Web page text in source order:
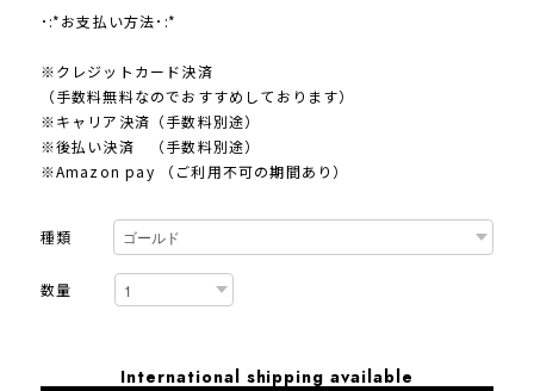
･:*お支払い方法･:*
※クレジットカード決済
（手数料無料なのでおすすめしております）
※キャリア決済（手数料別途）
※後払い決済 （手数料別途）
※Amazon pay （ご利用不可の期間あり）
種類
数量
International shipping available